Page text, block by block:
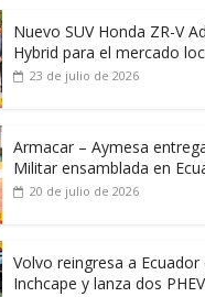
Nuevo SUV Honda ZR-V
Hybrid para el mercado
23 de julio de 2026
Armacar – Aymesa
Militar ensamblada en
20 de julio de 2026
Volvo reingresa a
Inchcape y lanza dos PHEV